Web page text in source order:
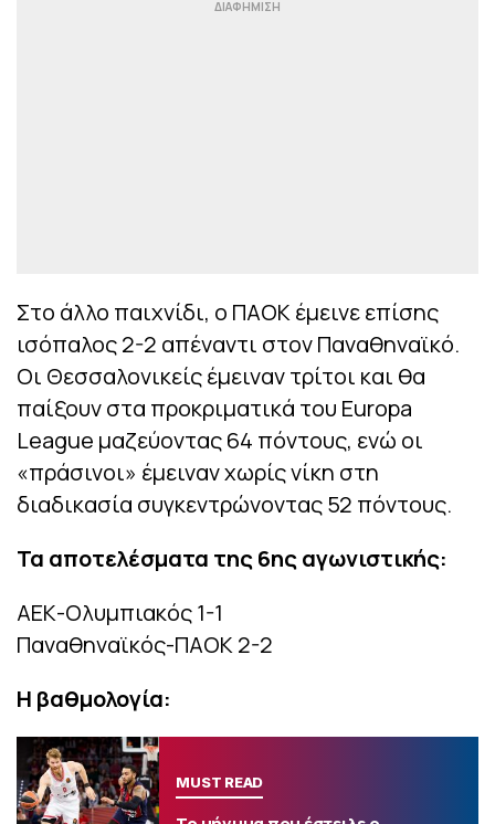
Στο άλλο παιχνίδι, ο ΠΑΟΚ έμεινε επίσης
ισόπαλος 2-2 απέναντι στον Παναθηναϊκό.
Οι Θεσσαλονικείς έμειναν τρίτοι και θα
παίξουν στα προκριματικά του Europa
League μαζεύοντας 64 πόντους, ενώ οι
«πράσινοι» έμειναν χωρίς νίκη στη
διαδικασία συγκεντρώνοντας 52 πόντους.
Τα αποτελέσματα της 6ης αγωνιστικής:
ΑΕΚ-Ολυμπιακός 1-1
Παναθηναϊκός-ΠΑΟΚ 2-2
Η βαθμολογία:
MUST READ